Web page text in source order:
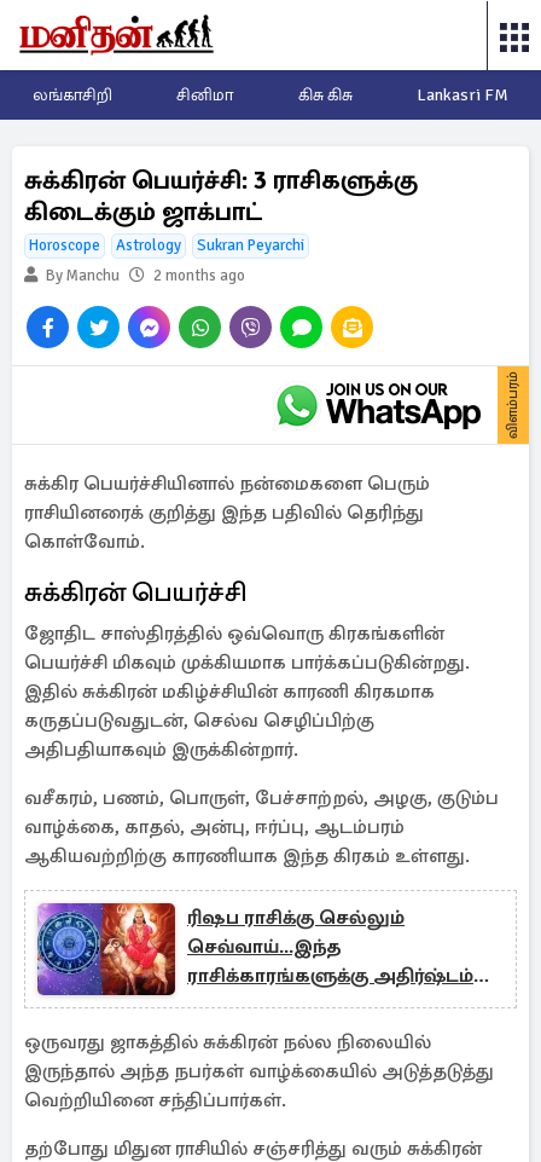
லங்காசிறி சினிமா கிசு கிசு Lankasri FM
சுக்கிரன் பெயர்ச்சி: 3 ராசிகளுக்கு
கிடைக்கும் ஜாக்பாட்
Horoscope Astrology
Sukran Peyarchi
By Manchu
2 months ago
விளம்பரம்
சுக்கிர பெயர்ச்சியினால் நன்மைகளை பெரும்
ராசியினரைக் குறித்து இந்த பதிவில் தெரிந்து
கொள்வோம்.
சுக்கிரன் பெயர்ச்சி
ஜோதிட சாஸ்திரத்தில் ஒவ்வொரு கிரகங்களின்
பெயர்ச்சி மிகவும் முக்கியமாக பார்க்கப்படுகின்றது.
இதில் சுக்கிரன் மகிழ்ச்சியின் காரணி கிரகமாக
கருதப்படுவதுடன், செல்வ செழிப்பிற்கு
அதிபதியாகவும் இருக்கின்றார்.
வசீகரம், பணம், பொருள், பேச்சாற்றல், அழகு, குடும்ப
வாழ்க்கை, காதல், அன்பு, ஈர்ப்பு, ஆடம்பரம்
ஆகியவற்றிற்கு காரணியாக இந்த கிரகம் உள்ளது.
ரிஷப ராசிக்கு செல்லும்
செவ்வாய்...இந்த
ராசிக்காரங்களுக்கு அதிர்ஷ்டம்
தான்.
ஒருவரது ஜாகத்தில் சுக்கிரன் நல்ல நிலையில்
இருந்தால் அந்த நபர்கள் வாழ்க்கையில் அடுத்தடுத்து
வெற்றியினை சந்திப்பார்கள்.
தற்போது மிதுன ராசியில் சஞ்சரித்து வரும் சுக்கிரன்